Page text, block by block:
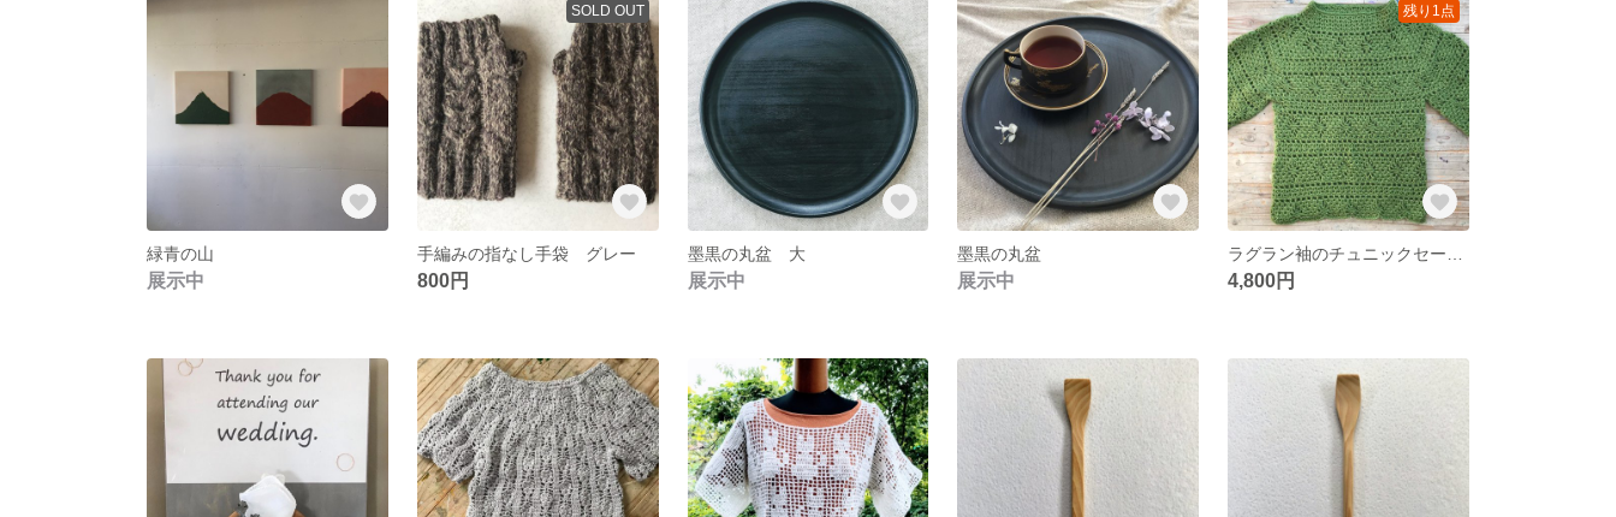
緑青の山
展示中
SOLD OUT
手編みの指なし手袋 グレー
800円
墨黒の丸盆 大
展示中
墨黒の丸盆
展示中
残り1点
4,800円